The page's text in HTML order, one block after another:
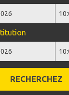
RECHERCHEZ